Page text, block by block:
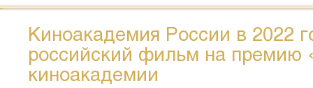
Киноакадемия России в 2022
российский фильм на премию
киноакадемии